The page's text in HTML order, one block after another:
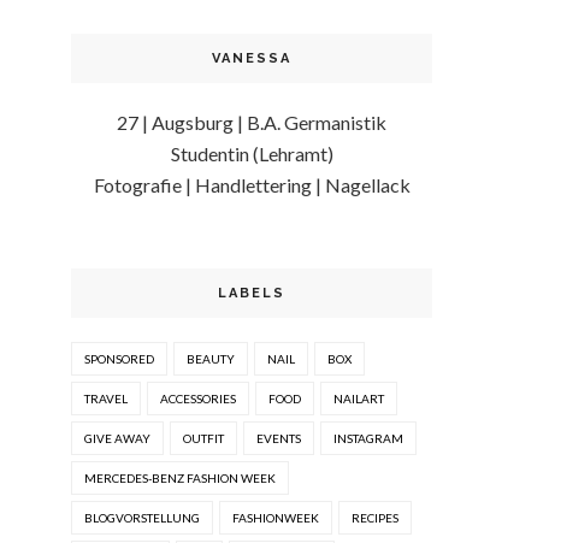
VANESSA
27 | Augsburg | B.A. Germanistik
Studentin (Lehramt)
Fotografie | Handlettering | Nagellack
LABELS
SPONSORED BEAUTY NAIL BOX
TRAVEL ACCESSORIES FOOD NAILART
GIVE AWAY OUTFIT EVENTS INSTAGRAM
MERCEDES-BENZ FASHION WEEK
BLOGVORSTELLUNG FASHIONWEEK RECIPES